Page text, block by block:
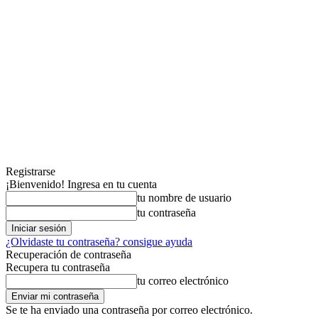
Registrarse
¡Bienvenido! Ingresa en tu cuenta
tu nombre de usuario
tu contraseña
¿Olvidaste tu contraseña? consigue ayuda
Recuperación de contraseña
Recupera tu contraseña
tu correo electrónico
Se te ha enviado una contraseña por correo electrónico.